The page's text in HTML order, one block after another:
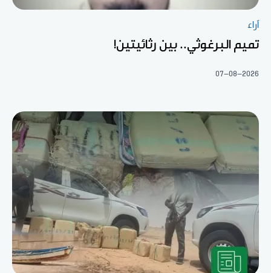
آراء
تميم البرغوثي.. بين رثائيتين!
07-08-2026